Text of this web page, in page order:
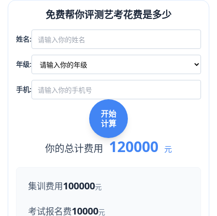
免费帮你评测艺考花费是多少
姓名:
年级:
手机:
开始
计算
你的总计费用 120000 元
集训费用100000元
考试报名费10000元